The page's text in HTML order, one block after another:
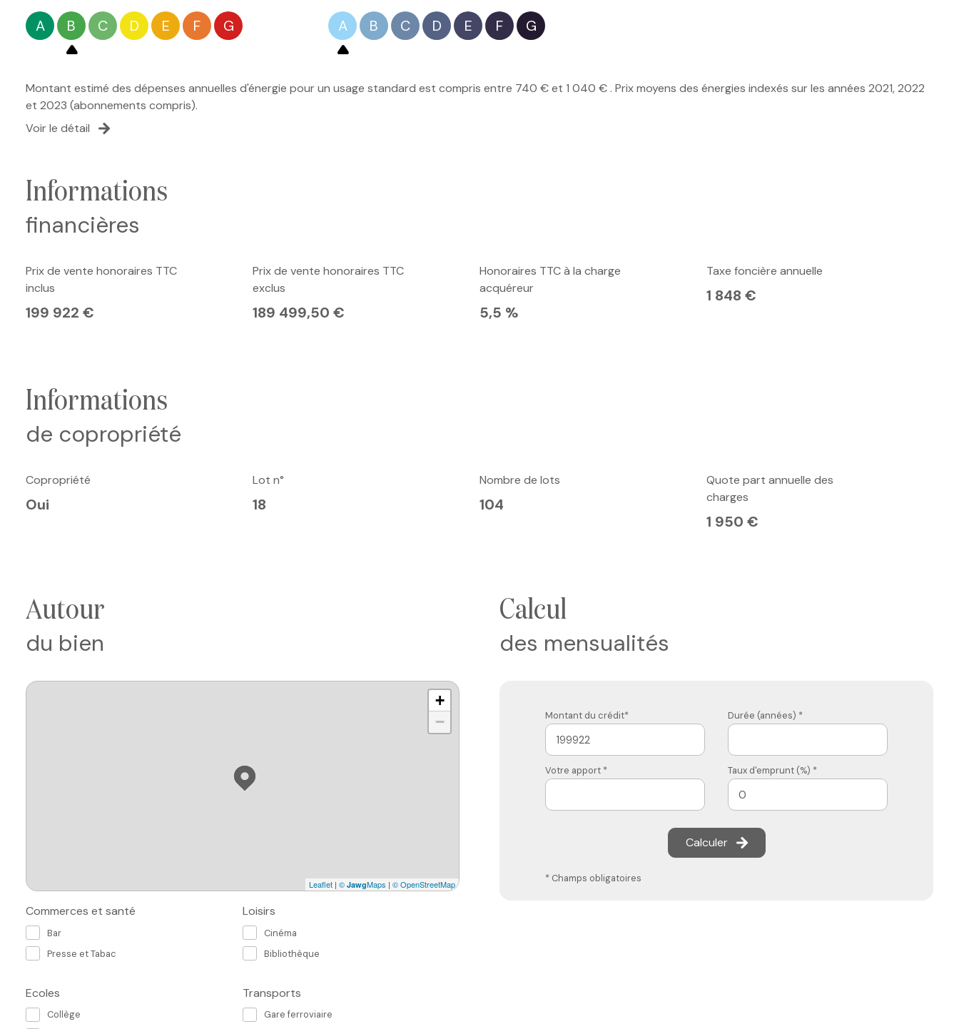
A B C D E F G A B C D E F G
Montant estimé des dépenses annuelles d'énergie pour un usage standard est compris entre 740 € et 1 040 € . Prix moyens des énergies indexés sur les années 2021, 2022
et 2023 (abonnements compris).
Voir le détail
informations
financières
Prix de vente honoraires TTC
inclus
199 922 €
Prix de vente honoraires TTC
exclus
189 499,50 €
Honoraires TTC à la charge
acquéreur
5,5 %
Taxe foncière annuelle
1 848 €
informations
de copropriété
Copropriété
Oui
Lot n°
18
Nombre de lots
104
Quote part annuelle des
charges
1 950 €
autour
du bien
+
−
Leaflet | © JawgMaps | © OpenStreetMap
Commerces et santé
Bar
Presse et Tabac
Loisirs
Cinéma
Bibliothèque
Ecoles
Collège
Transports
Gare ferroviaire
calcul
des mensualités
Montant du crédit* Durée (années) *
Votre apport * Taux d'emprunt (%) *
Calculer
* Champs obligatoires